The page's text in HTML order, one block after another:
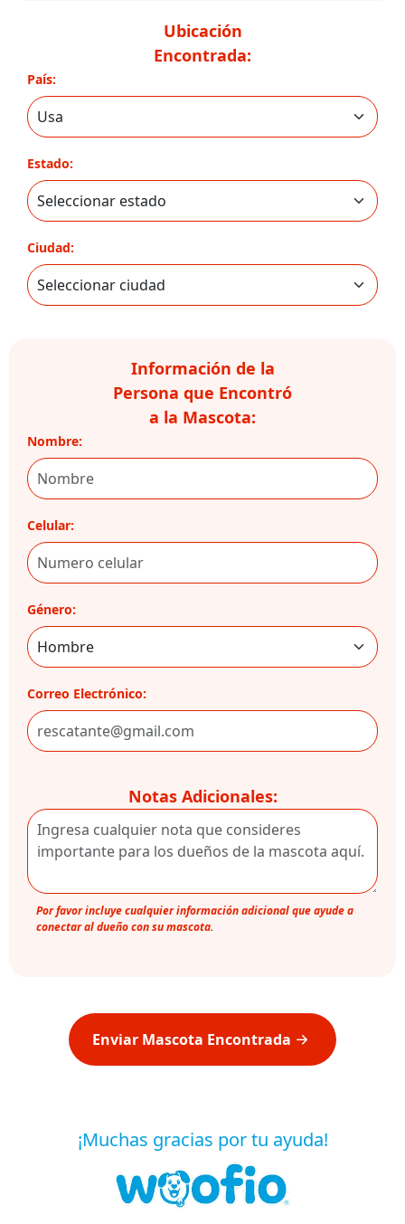
Ubicación
Encontrada:
País:
Estado:
Ciudad:
Información de la
Persona que Encontró
a la Mascota:
Nombre:
Celular:
Género:
Correo Electrónico:
Notas Adicionales:
Por favor incluye cualquier información adicional que ayude a
conectar al dueño con su mascota.
Enviar Mascota Encontrada
¡Muchas gracias por tu ayuda!